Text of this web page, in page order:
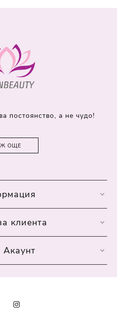
постоянство, а не чудо!
ОЩЕ
клиента
Акаунт